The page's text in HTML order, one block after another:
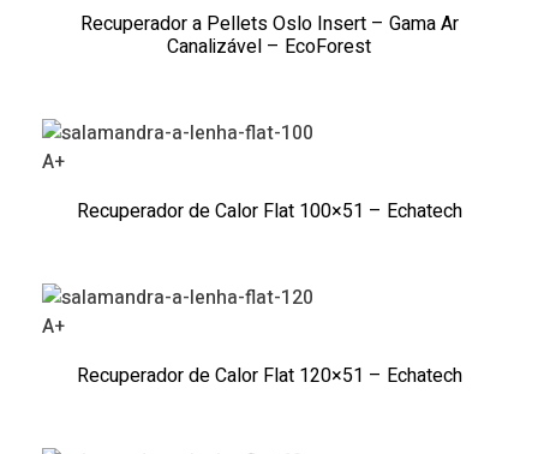
Recuperador a Pellets Oslo Insert – Gama Ar
Canalizável – EcoForest
A+
Recuperador de Calor Flat 100×51 – Echatech
A+
Recuperador de Calor Flat 120×51 – Echatech